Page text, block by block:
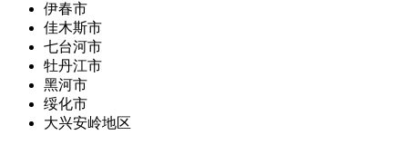
伊春市
佳木斯市
七台河市
牡丹江市
黑河市
绥化市
大兴安岭地区